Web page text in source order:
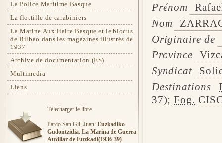
La Police Maritime Basque
La flottille de carabiniers
La Marine Auxiliaire Basque et le blocus
de Bilbao dans les magazines illustrés de
1937
Archive de documentation (ES)
Multimedia
Liens
Télécharger le libre
Pardo San Gil, Juan:Euzkadiko
Gudontzidia. La Marina de Guerra
Auxiliar de Euzkadi(1936-39)
Prénom
Nom
Originaire de
Province
Syndicat
Destinations
37);Fog.